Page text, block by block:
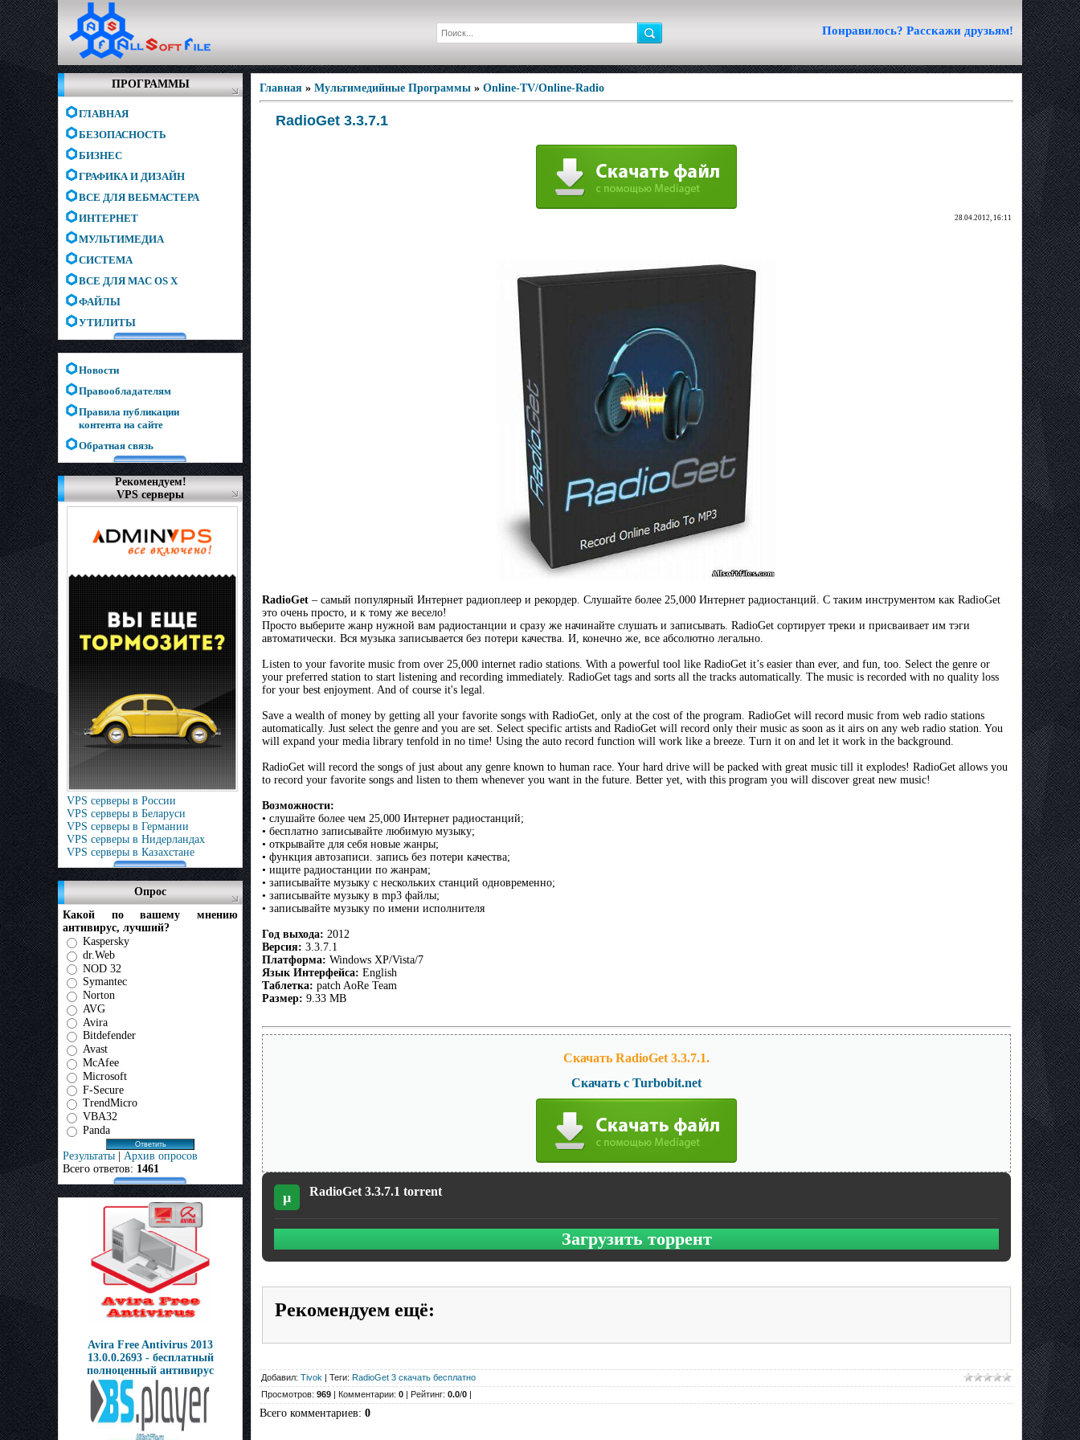
Понравилось? Расскажи друзьям!
ПРОГРАММЫ
ГЛАВНАЯ
БЕЗОПАСНОСТЬ
БИЗНЕС
ГРАФИКА И ДИЗАЙН
ВСЕ ДЛЯ ВЕБМАСТЕРА
ИНТЕРНЕТ
МУЛЬТИМЕДИА
СИСТЕМА
ВСЕ ДЛЯ MAC OS X
ФАЙЛЫ
УТИЛИТЫ
Новости
Правообладателям
Правила публикации
контента на сайте
Обратная связь
Рекомендуем!
VPS серверы
VPS серверы в России
VPS серверы в Беларуси
VPS серверы в Германии
VPS серверы в Нидерландах
VPS серверы в Казахстане
Опрос
Какой по вашему мнению
антивирус, лучший?
Kaspersky
dr.Web
NOD 32
Symantec
Norton
AVG
Avira
Bitdefender
Avast
McAfee
Microsoft
F-Secure
TrendMicro
VBA32
Panda
Результаты | Архив опросов
Всего ответов: 1461
Avira Free Antivirus 2013
13.0.0.2693 - бесплатный
полноценный антивирус
Главная » Мультимедийные Программы » Online-TV/Online-Radio
RadioGet 3.3.7.1
28.04.2012, 16:11
RadioGet – самый популярный Интернет радиоплеер и рекордер. Слушайте более 25,000 Интернет радиостанций. С таким инструментом как RadioGet
это очень просто, и к тому же весело!
Просто выберите жанр нужной вам радиостанции и сразу же начинайте слушать и записывать. RadioGet сортирует треки и присваивает им тэги
автоматически. Вся музыка записывается без потери качества. И, конечно же, все абсолютно легально.
Listen to your favorite music from over 25,000 internet radio stations. With a powerful tool like RadioGet it’s easier than ever, and fun, too. Select the genre or
your preferred station to start listening and recording immediately. RadioGet tags and sorts all the tracks automatically. The music is recorded with no quality loss
for your best enjoyment. And of course it's legal.
Save a wealth of money by getting all your favorite songs with RadioGet, only at the cost of the program. RadioGet will record music from web radio stations
automatically. Just select the genre and you are set. Select specific artists and RadioGet will record only their music as soon as it airs on any web radio station. You
will expand your media library tenfold in no time! Using the auto record function will work like a breeze. Turn it on and let it work in the background.
RadioGet will record the songs of just about any genre known to human race. Your hard drive will be packed with great music till it explodes! RadioGet allows you
to record your favorite songs and listen to them whenever you want in the future. Better yet, with this program you will discover great new music!
Возможности:
• слушайте более чем 25,000 Интернет радиостанций;
• бесплатно записывайте любимую музыку;
• открывайте для себя новые жанры;
• функция автозаписи. запись без потери качества;
• ищите радиостанции по жанрам;
• записывайте музыку с нескольких станций одновременно;
• записывайте музыку в mp3 файлы;
• записывайте музыку по имени исполнителя
Год выхода: 2012
Версия: 3.3.7.1
Платформа: Windows XP/Vista/7
Язык Интерфейса: English
Таблетка: patch AoRe Team
Размер: 9.33 MB
Скачать RadioGet 3.3.7.1.
Скачать с Turbobit.net
µ RadioGet 3.3.7.1 torrent
Загрузить торрент
Рекомендуем ещё:
Добавил: Tivok | Теги: RadioGet 3 скачать бесплатно
Просмотров: 969 | Комментарии: 0 | Рейтинг: 0.0/0 |
Всего комментариев: 0